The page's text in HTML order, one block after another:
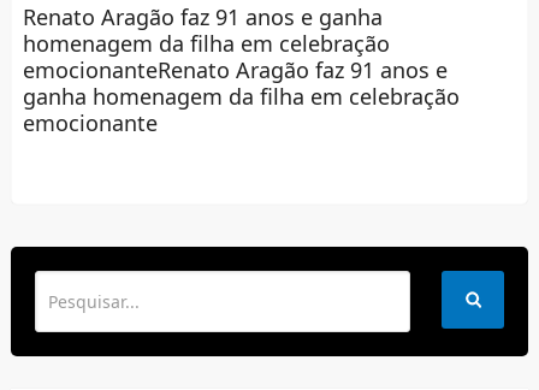
Renato Aragão faz 91 anos e ganha
homenagem da filha em celebração
emocionanteRenato Aragão faz 91 anos e
ganha homenagem da filha em celebração
emocionante